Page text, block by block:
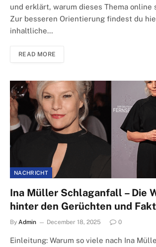
und erklärt, warum dieses Thema online
Zur besseren Orientierung findest du
inhaltliche…
READ MORE
NACHRICHT
Ina Müller Schlaganfall – Die
hinter den Gerüchten und
By Admin December 18, 2025 0
Einleitung: Warum so viele nach Ina